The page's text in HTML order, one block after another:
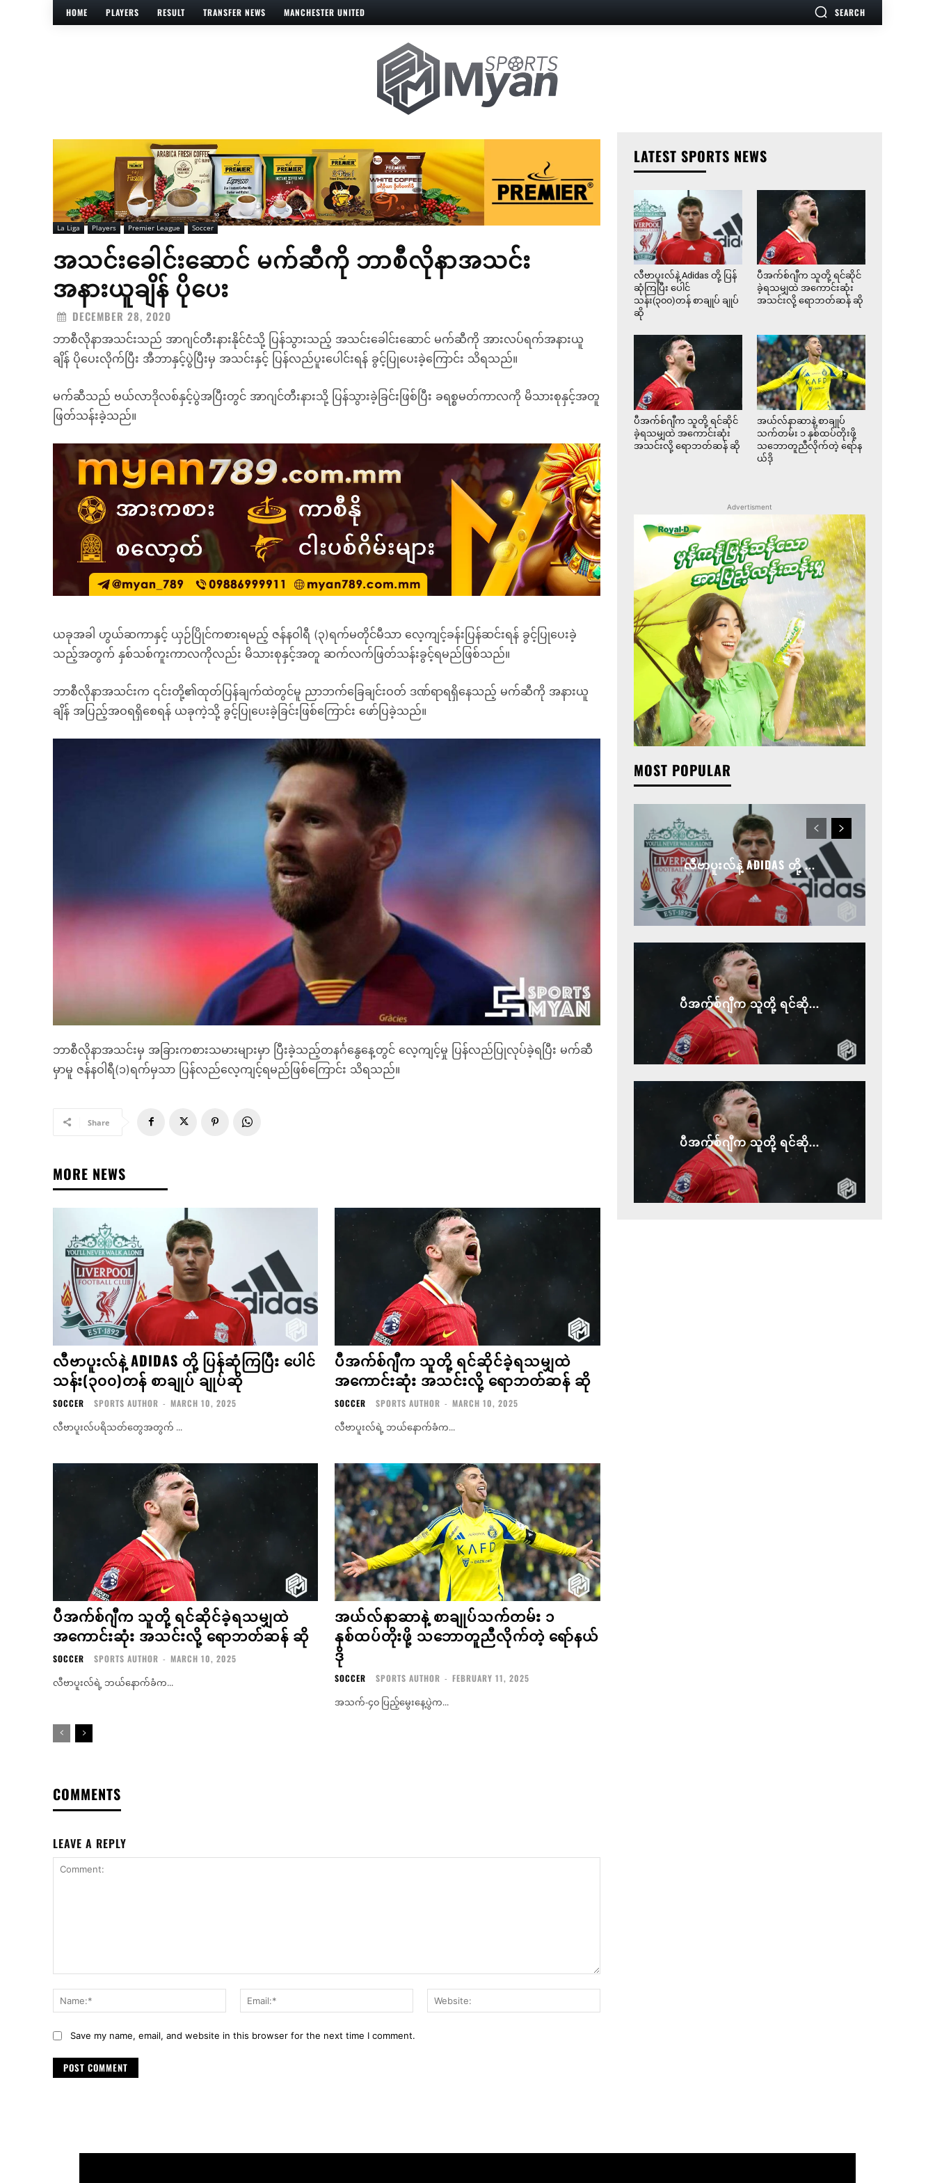
HOME PLAYERS RESULT TRANSFER NEWS MANCHESTER UNITED SEARCH
La Liga Players Premier League Soccer
အသင်းခေါင်းဆောင် မက်ဆီကို ဘာစီလိုနာအသင်း
အနားယူချိန် ပိုပေး
DECEMBER 28, 2020
ဘာစီလိုနာအသင်းသည် အာဂျင်တီးနားနိုင်ငံသို့ ပြန်သွားသည့် အသင်းခေါင်းဆောင် မက်ဆီကို အားလပ်ရက်အနားယူ
ချိန် ပိုပေးလိုက်ပြီး အီဘာနှင့်ပွဲပြီးမှ အသင်းနှင့် ပြန်လည်ပူးပေါင်းရန် ခွင့်ပြုပေးခဲ့ကြောင်း သိရသည်။
မက်ဆီသည် ဗယ်လာဒိုလစ်နှင့်ပွဲအပြီးတွင် အာဂျင်တီးနားသို့ ပြန်သွားခဲ့ခြင်းဖြစ်ပြီး ခရစ္စမတ်ကာလကို မိသားစုနှင့်အတူ
ဖြတ်သန်းခဲ့သည်။
ယခုအခါ ဟွယ်ဆကာနှင့် ယှဉ်ပြိုင်ကစားရမည့် ဇန်နဝါရီ (၃)ရက်မတိုင်မီသာ လေ့ကျင့်ခန်းပြန်ဆင်းရန် ခွင့်ပြုပေးခဲ့
သည့်အတွက် နှစ်သစ်ကူးကာလကိုလည်း မိသားစုနှင့်အတူ ဆက်လက်ဖြတ်သန်းခွင့်ရမည်ဖြစ်သည်။
ဘာစီလိုနာအသင်းက ၎င်းတို့၏ထုတ်ပြန်ချက်ထဲတွင်မူ ညာဘက်ခြေချင်းဝတ် ဒဏ်ရာရရှိနေသည့် မက်ဆီကို အနားယူ
ချိန် အပြည့်အဝရရှိစေရန် ယခုကဲ့သို့ ခွင့်ပြုပေးခဲ့ခြင်းဖြစ်ကြောင်း ဖော်ပြခဲ့သည်။
ဘာစီလိုနာအသင်းမှ အခြားကစားသမားများမှာ ပြီးခဲ့သည့်တနင်္ဂနွေနေ့တွင် လေ့ကျင့်မှု ပြန်လည်ပြုလုပ်ခဲ့ရပြီး မက်ဆီ
မှာမူ ဇန်နဝါရီ(၁)ရက်မှသာ ပြန်လည်လေ့ကျင့်ရမည်ဖြစ်ကြောင်း သိရသည်။
Share
MORE NEWS
လီဗာပူးလ်နဲ့ ADIDAS တို့ ပြန်ဆုံကြပြီး ပေါင်
သန်း(၃၀၀)တန် စာချုပ် ချုပ်ဆို
SOCCER SPORTS AUTHOR - MARCH 10, 2025
လီဗာပူးလ်ပရိသတ်တွေအတွက် ...
ပီအက်စ်ဂျီက သူတို့ ရင်ဆိုင်ခဲ့ရသမျှထဲ
အကောင်းဆုံး အသင်းလို့ ရောဘတ်ဆန် ဆို
SOCCER SPORTS AUTHOR - MARCH 10, 2025
လီဗာပူးလ်ရဲ့ ဘယ်နောက်ခံက...
ပီအက်စ်ဂျီက သူတို့ ရင်ဆိုင်ခဲ့ရသမျှထဲ
အကောင်းဆုံး အသင်းလို့ ရောဘတ်ဆန် ဆို
SOCCER SPORTS AUTHOR - MARCH 10, 2025
လီဗာပူးလ်ရဲ့ ဘယ်နောက်ခံက...
အယ်လ်နာဆာနဲ့ စာချုပ်သက်တမ်း ၁
နှစ်ထပ်တိုးဖို့ သဘောတူညီလိုက်တဲ့ ရော်နယ်
ဒို
SOCCER SPORTS AUTHOR - FEBRUARY 11, 2025
အသက်-၄၀ ပြည့်မွေးနေ့ပွဲက...
COMMENTS
LEAVE A REPLY
Name:*
Email:*
Save my name, email, and website in this browser for the next time I comment.
LATEST SPORTS NEWS
လီဗာပူးလ်နဲ့ Adidas တို့ ပြန်
ဆုံကြပြီး ပေါင်
သန်း(၃၀၀)တန် စာချုပ် ချုပ်
ဆို
ပီအက်စ်ဂျီက သူတို့ ရင်ဆိုင်
ခဲ့ရသမျှထဲ အကောင်းဆုံး
အသင်းလို့ ရောဘတ်ဆန် ဆို
ပီအက်စ်ဂျီက သူတို့ ရင်ဆိုင်
ခဲ့ရသမျှထဲ အကောင်းဆုံး
အသင်းလို့ ရောဘတ်ဆန် ဆို
အယ်လ်နာဆာနဲ့ စာချုပ်
သက်တမ်း ၁ နှစ်ထပ်တိုးဖို့
သဘောတူညီလိုက်တဲ့ ရော်န
ယ်ဒို
Advertisment
MOST POPULAR
လီဗာပူးလ်နဲ့ ADIDAS တို့ ...
ပီအက်စ်ဂျီက သူတို့ ရင်ဆို...
ပီအက်စ်ဂျီက သူတို့ ရင်ဆို...